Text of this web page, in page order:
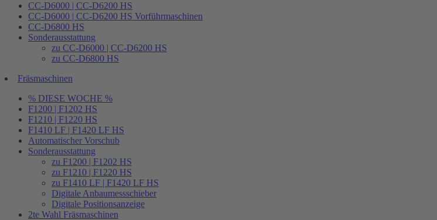
CC-D6000 | CC-D6200 HS
CC-D6000 | CC-D6200 HS Vorführmaschinen
CC-D6800 HS
Sonderausstattung
zu CC-D6000 | CC-D6200 HS
zu CC-D6800 HS
Fräsmaschinen
% DIESE WOCHE %
F1200 | F1202 HS
F1210 | F1220 HS
F1410 LF | F1420 LF HS
Automatischer Vorschub
Sonderausstattung
zu F1200 | F1202 HS
zu F1210 | F1220 HS
zu F1410 LF | F1420 LF HS
Digitale Anbaumessschieber
Digitale Positionsanzeige
2te Wahl Fräsmaschinen